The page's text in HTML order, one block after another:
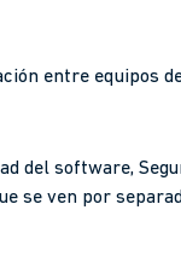
entre equipos
del software,
se ven por